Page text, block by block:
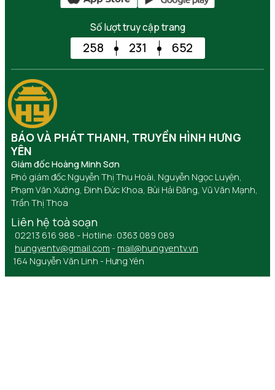
Số lượt truy cập trang
258 231 652
BÁO VÀ PHÁT THANH, TRUYỀN HÌNH HƯNG
YÊN
Giám đốc Hoàng Minh Sơn
Phó giám đốc Nguyễn Thị Thu Hoài, Nguyễn Ngọc Luyện,
Phạm Văn Xướng, Đinh Đức Khoa, Bùi Hải Đăng, Vũ Văn Mạnh,
Trần Thị Thoa
Liên hệ toà soạn
02213 616 988 - Hotline: 0363 089 089
hungyentv@gmail.com - mail@hungyentv.vn
164 Nguyễn Văn Linh - Hưng Yên